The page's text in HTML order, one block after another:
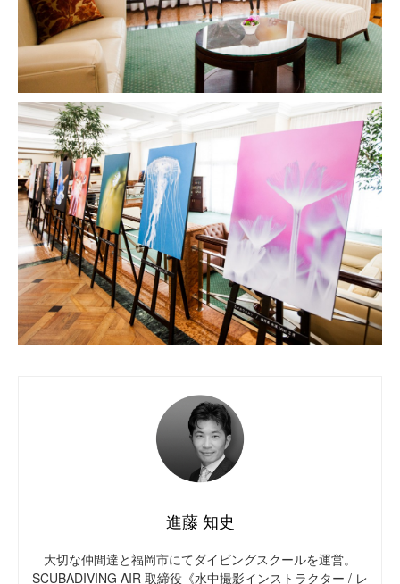
進藤 知史
大切な仲間達と福岡市にてダイビングスクールを運営。
SCUBADIVING AIR 取締役《水中撮影インストラクター / レ